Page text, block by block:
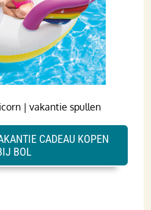
| vakantie spullen
CADEAU KOPEN
BOL